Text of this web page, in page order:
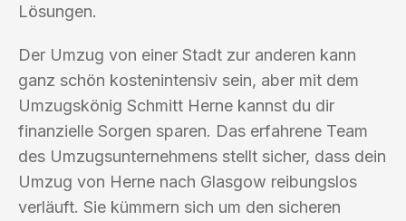
Lösungen.
Der Umzug von einer Stadt zur anderen kann
ganz schön kostenintensiv sein, aber mit dem
Umzugskönig Schmitt Herne kannst du dir
finanzielle Sorgen sparen. Das erfahrene Team
des Umzugsunternehmens stellt sicher, dass dein
Umzug von Herne nach Glasgow reibungslos
verläuft. Sie kümmern sich um den sicheren